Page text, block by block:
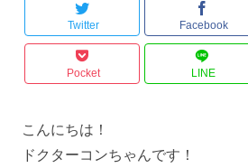
Twitter Facebook
Pocket LINE
こんにちは！
ドクターコンちゃんです！